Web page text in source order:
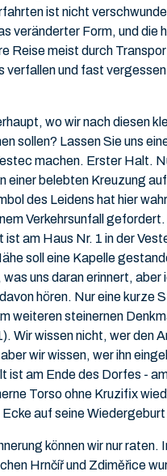
ist nicht
veränderter Form, und die
Reise meist durch
verfallen und fast
wo wir nach diesen
sollen? Lassen Sie uns
machen. Erster Halt.
einer belebten Kreuzung
des Leidens hat hier
Verkehrsunfall
ist am Haus Nr. 1 in der
soll eine Kapelle
uns daran erinnert, aber
hören. Nur eine kurze
weiteren steinernen
Wir wissen nicht, wer den
wir wissen, wer ihn
ist am Ende des Dorfes -
Torso ohne Kruzifix
Ecke auf seine
können wir nur raten.
Hrnčíř und Zdiměřice